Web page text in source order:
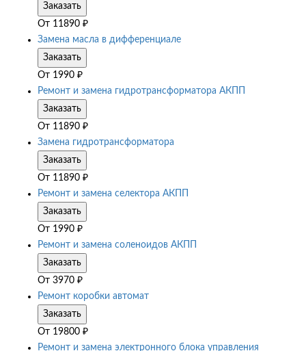
Заказать
От 11890 ₽
Замена масла в дифференциале
Заказать
От 1990 ₽
Ремонт и замена гидротрансформатора АКПП
Заказать
От 11890 ₽
Замена гидротрансформатора
Заказать
От 11890 ₽
Ремонт и замена селектора АКПП
Заказать
От 1990 ₽
Ремонт и замена соленоидов АКПП
Заказать
От 3970 ₽
Ремонт коробки автомат
Заказать
От 19800 ₽
Ремонт и замена электронного блока управления